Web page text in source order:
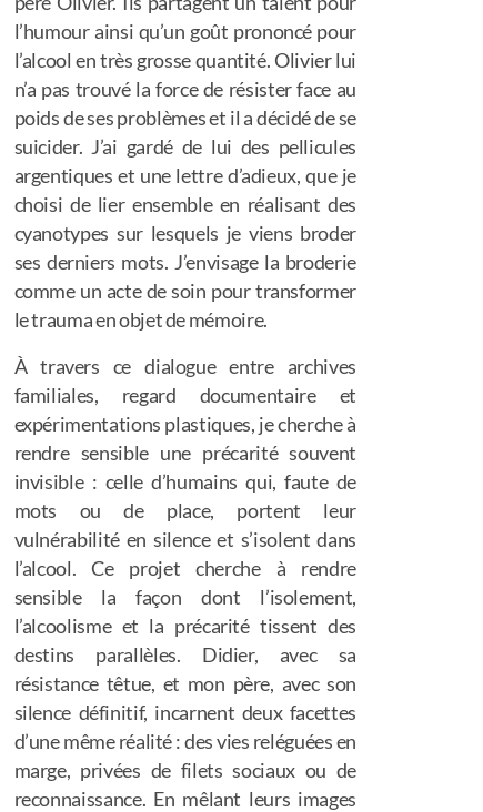
l’humour ainsi qu’un goût prononcé pour
l’alcool en très grosse quantité. Olivier lui
n’a pas trouvé la force de résister face au
poids de ses problèmes et il a décidé de se
suicider. J’ai gardé de lui des pellicules
argentiques et une lettre d’adieux, que je
choisi de lier ensemble en réalisant des
cyanotypes sur lesquels je viens broder
ses derniers mots. J’envisage la broderie
comme un acte de soin pour transformer
le trauma en objet de mémoire.
À travers ce dialogue entre archives
familiales, regard documentaire et
expérimentations plastiques, je cherche à
rendre sensible une précarité souvent
invisible : celle d’humains qui, faute de
mots ou de place, portent leur
vulnérabilité en silence et s’isolent dans
l’alcool. Ce projet cherche à rendre
sensible la façon dont l’isolement,
l’alcoolisme et la précarité tissent des
destins parallèles. Didier, avec sa
résistance têtue, et mon père, avec son
silence définitif, incarnent deux facettes
d’une même réalité : des vies reléguées en
marge, privées de filets sociaux ou de
reconnaissance. En mêlant leurs images